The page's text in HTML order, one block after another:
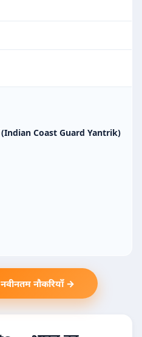
(Indian Coast Guard Yantrik)
नौकरियाँ →